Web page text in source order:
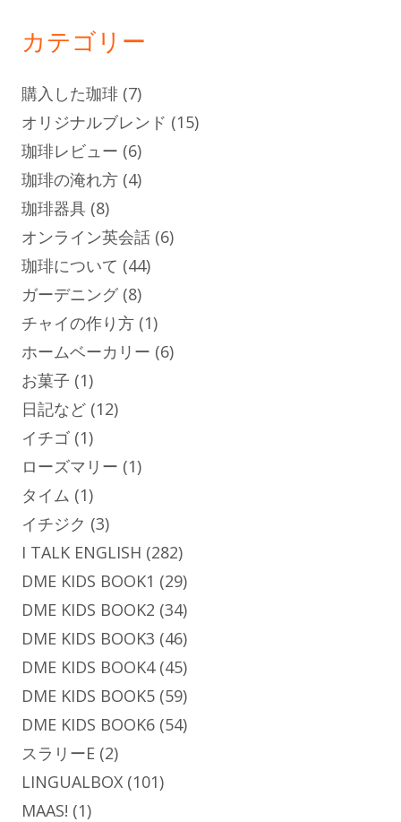
カテゴリー
購入した珈琲 (7)
オリジナルブレンド (15)
珈琲レビュー (6)
珈琲の淹れ方 (4)
珈琲器具 (8)
オンライン英会話 (6)
珈琲について (44)
ガーデニング(8)
チャイの作り方 (1)
ホームベーカリー (6)
お菓子 (1)
日記など (12)
イチゴ (1)
ローズマリー (1)
タイム (1)
イチジク (3)
I TALK ENGLISH (282)
DME KIDS BOOK1 (29)
DME KIDS BOOK2 (34)
DME KIDS BOOK3 (46)
DME KIDS BOOK4(45)
DME KIDS BOOK5 (59)
DME KIDS BOOK6 (54)
スラリーE (2)
LINGUALBOX (101)
MAAS! (1)